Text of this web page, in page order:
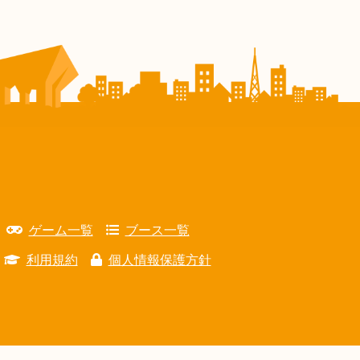
ゲーム一覧 ブース一覧
利用規約 個人情報保護方針